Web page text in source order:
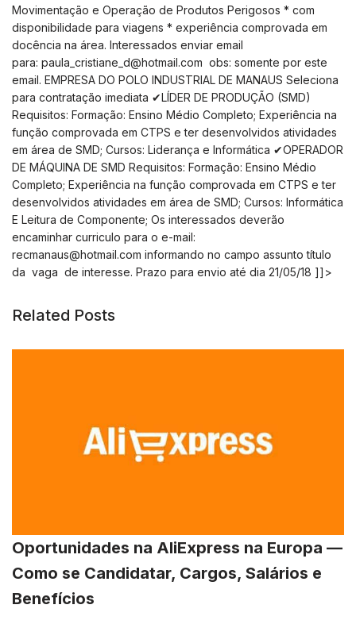
Movimentação e Operação de Produtos Perigosos * com
disponibilidade para viagens * experiência comprovada em
docência na área. Interessados enviar email
para: paula_cristiane_d@hotmail.com obs: somente por este
email. EMPRESA DO POLO INDUSTRIAL DE MANAUS Seleciona
para contratação imediata ✔LÍDER DE PRODUÇÃO (SMD)
Requisitos: Formação: Ensino Médio Completo; Experiência na
função comprovada em CTPS e ter desenvolvidos atividades
em área de SMD; Cursos: Liderança e Informática ✔OPERADOR
DE MÁQUINA DE SMD Requisitos: Formação: Ensino Médio
Completo; Experiência na função comprovada em CTPS e ter
desenvolvidos atividades em área de SMD; Cursos: Informática
E Leitura de Componente; Os interessados deverão
encaminhar curriculo para o e-mail:
recmanaus@hotmail.com informando no campo assunto título
da vaga de interesse. Prazo para envio até dia 21/05/18 ]]>
Related Posts
Oportunidades na AliExpress na Europa —
Como se Candidatar, Cargos, Salários e
Benefícios